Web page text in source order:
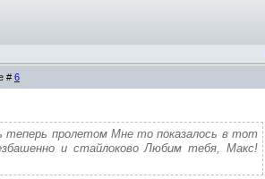
# 6
теперь пролетом Мне то показалось в тот
и стайлоково Любим тебя, Макс!